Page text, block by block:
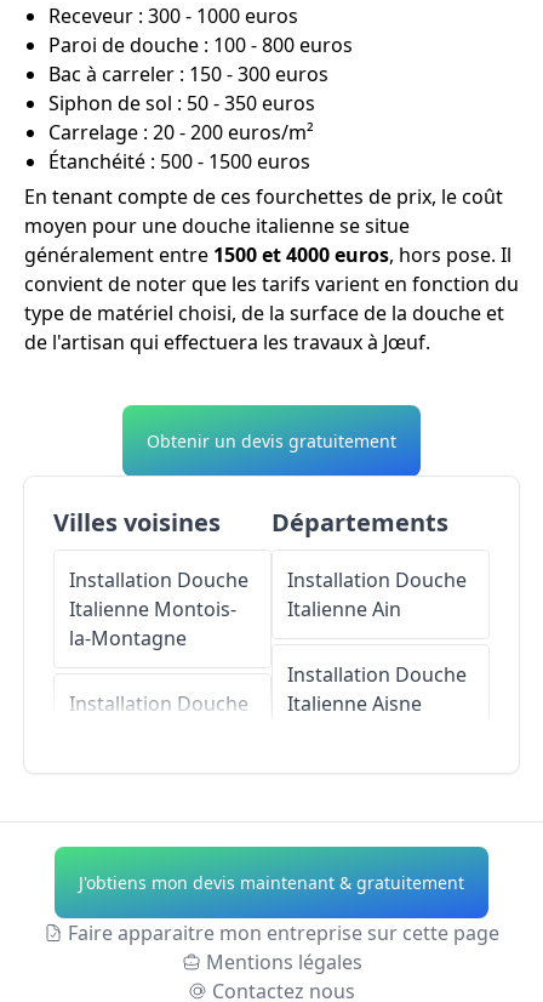
Receveur : 300 - 1000 euros
Paroi de douche : 100 - 800 euros
Bac à carreler : 150 - 300 euros
Siphon de sol : 50 - 350 euros
Carrelage : 20 - 200 euros/m²
Étanchéité : 500 - 1500 euros
En tenant compte de ces fourchettes de prix, le coût
moyen pour une douche italienne se situe
généralement entre 1500 et 4000 euros, hors pose. Il
convient de noter que les tarifs varient en fonction du
type de matériel choisi, de la surface de la douche et
de l'artisan qui effectuera les travaux à Jœuf.
Obtenir un devis gratuitement
Villes voisines
Installation Douche
Italienne Montois-
la-Montagne
Installation Douche
Installation Douche
Homécourt
Installation Douche
Auboué
Départements
Installation Douche
ItalienneAin
Installation Douche
ItalienneAisne
Installation Douche
Italienne Alpes-de-
Haute-Provence
Installation Douche
J'obtiens mon devis maintenant & gratuitement
Faire apparaitre mon entreprise sur cette page
Mentions légales
Contactez nous